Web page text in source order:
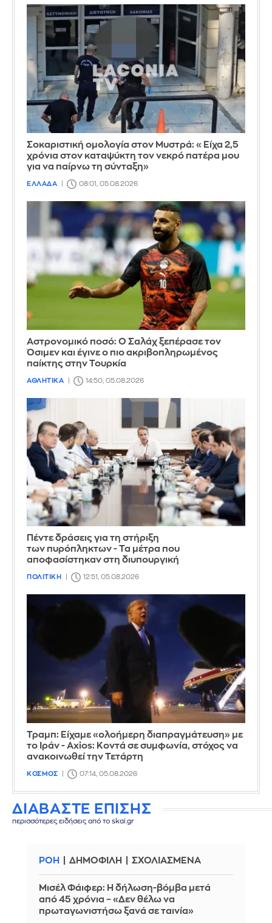
Σοκαριστική ομολογία στον Μυστρά: «Είχα 2,5
χρόνια στον καταψύκτη τον νεκρό πατέρα μου
για να παίρνω τη σύνταξη»
ΕΛΛΑΔΑ 08:01, 05.08.2026
Αστρονομικό ποσό: Ο Σαλάχ ξεπέρασε τον
Όσιμεν και έγινε ο πιο ακριβοπληρωμένος
παίκτης στην Τουρκία
ΑΘΛΗΤΙΚΑ 14:50, 05.08.2026
Πέντε δράσεις για τη στήριξη
των πυρόπληκτων - Τα μέτρα που
αποφασίστηκαν στη διυπουργική
ΠΟΛΙΤΙΚΗ 12:51, 05.08.2026
Τραμπ: Είχαμε «ολοήμερη διαπραγμάτευση» με
το Ιράν - Axios: Κοντά σε συμφωνία, στόχος να
ανακοινωθεί την Τετάρτη
ΚΟΣΜΟΣ 07:14, 05.08.2026
ΔΙΑΒΑΣΤΕ ΕΠΙΣΗΣ
περισσότερες ειδήσεις από το skai.gr
ΡΟΗ ΔΗΜΟΦΙΛΗ ΣΧΟΛΙΑΣΜΕΝΑ
Μισέλ Φάιφερ: Η δήλωση-βόμβα μετά
από 45 χρόνια – «Δεν θέλω να
πρωταγωνιστήσω ξανά σε ταινία»